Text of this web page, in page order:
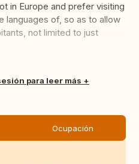
in Europe and prefer visiting
languages of, so as to allow
not limited to just
para leer más
Ocupación